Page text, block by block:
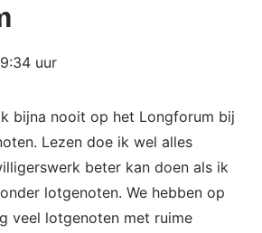
uur
bijna nooit op het Longforum bij
Lezen doe ik wel alles
beter kan doen als ik
lotgenoten. We hebben op
veel lotgenoten met ruime